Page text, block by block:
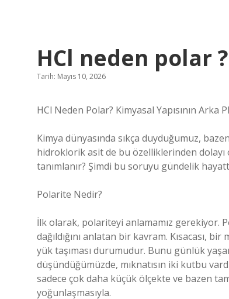
HCl neden polar ?
Tarih: Mayıs 10, 2026
HCl Neden Polar? Kimyasal Yapısının Arka
Kimya dünyasında sıkça duyduğumuz,
hidroklorik asit de bu özelliklerinden
tanımlanır? Şimdi bu soruyu gündelik
Polarite Nedir?
İlk olarak, polariteyi anlamamız gerekiyor.
dağıldığını anlatan bir kavram.
yük taşıması durumudur. Bunu günlük
düşündüğümüzde, mıknatısın iki kutbu
sadece çok daha küçük ölçekte ve bazen
yoğunlaşmasıyla.